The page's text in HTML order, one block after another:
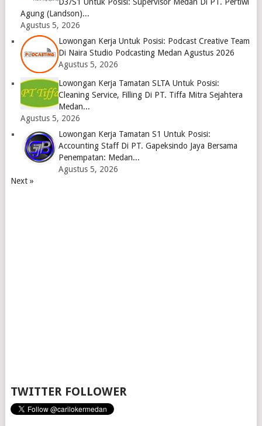
Agung (Landson)...
Agustus 5, 2026
Lowongan Kerja Untuk Posisi: Podcast Creative Team
Di Naira Studio Podcasting Medan Agustus 2026
Agustus 5, 2026
Lowongan Kerja Tamatan SLTA Untuk Posisi:
Cleaning Service, Filling Di PT. Tiffa Mitra Sejahtera
Medan...
Agustus 5, 2026
Lowongan Kerja Tamatan S1 Untuk Posisi:
Accounting Staff Di PT. Gapeksindo Jaya Bersama
Penempatan: Medan...
Agustus 5, 2026
Next »
TWITTER FOLLOWER